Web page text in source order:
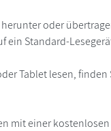
oder
ein Standard-
Tablet lesen,
mit einer